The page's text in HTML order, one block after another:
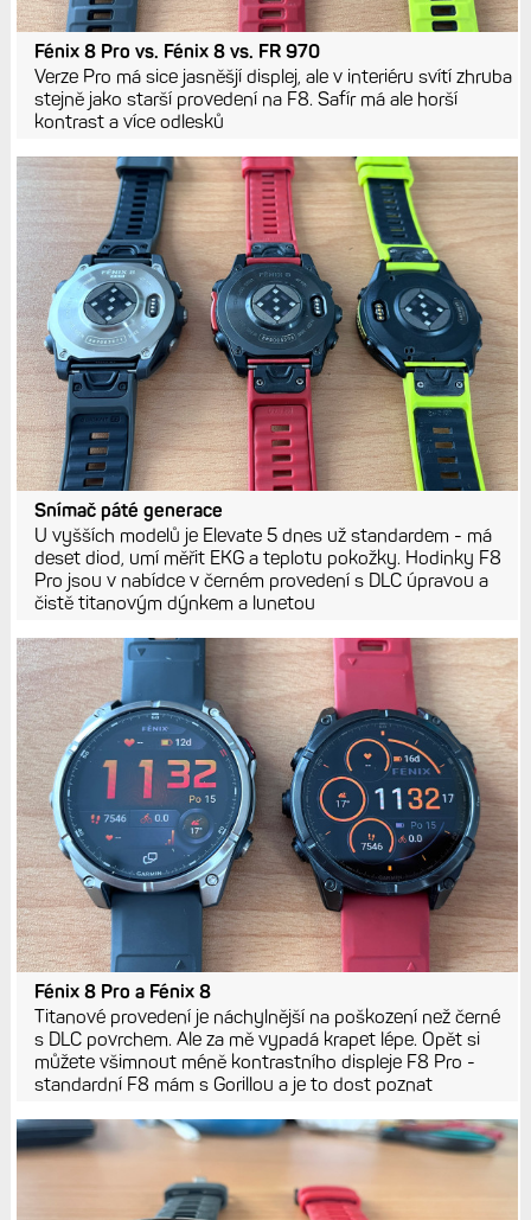
Fénix 8 Pro vs. Fénix 8 vs. FR 970
Verze Pro má sice jasněšjí displej, ale v interiéru svítí zhruba
stejně jako starší provedení na F8. Safír má ale horší
kontrast a více odlesků
Snímač páté generace
U vyšších modelů je Elevate 5 dnes už standardem - má
deset diod, umí měřit EKG a teplotu pokožky. Hodinky F8
Pro jsou v nabídce v černém provedení s DLC úpravou a
čistě titanovým dýnkem a lunetou
Fénix 8 Pro a Fénix 8
Titanové provedení je náchylnější na poškození než černé
s DLC povrchem. Ale za mě vypadá krapet lépe. Opět si
můžete všimnout méně kontrastního displeje F8 Pro -
standardní F8 mám s Gorillou a je to dost poznat